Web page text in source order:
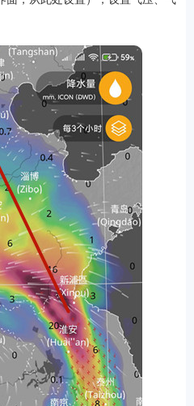
组up主自制赛车竞速 策略塔防
拟经营音乐游戏单机游戏
颜 办公商务旅游出行 金融理财
康运动生活购物地图导航